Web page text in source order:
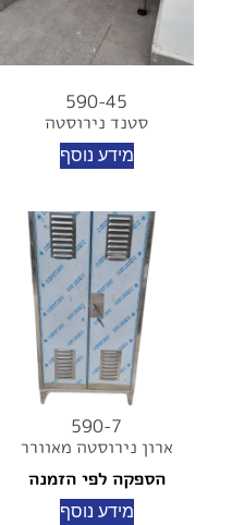
590-45
סטנד נירוסטה
מידע נוסף
590-7
ארון נירוסטה מאוורר
הספקה לפי הזמנה
מידע נוסף